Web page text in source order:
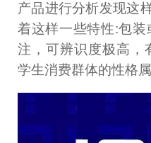
产品进行分析发现这
着这样一些特性:包
注，可辨识度极高，
学生消费群体的性格属